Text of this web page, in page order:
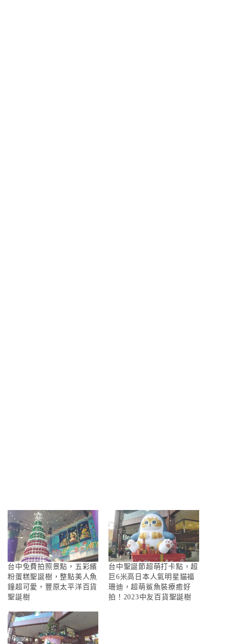
台中免費拍照景點，五彩繽
粉蛋糕聖誕樹，整點美人魚
鐘超可愛，豐原太平洋百貨
聖誕樹
台中聖誕節超萌打卡點，超
巨6米高日本人氣明星貓福
珊迪，超萌鯊魚裝療癒好
拍！2023中友百貨聖誕樹